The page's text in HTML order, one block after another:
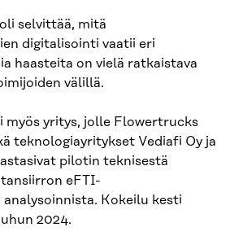
selvittää, mitä
digitalisointi vaatii eri
haasteita on vielä ratkaistava
välillä.
myös yritys, jolle Flowertrucks
teknologiayritykset Vediafi Oy ja
pilotin teknisestä
eFTI-
Kokeilu kesti
2024.